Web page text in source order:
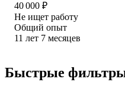
40 000 ₽
Не ищет работу
Общий опыт
11 лет 7 месяцев
Быстрые